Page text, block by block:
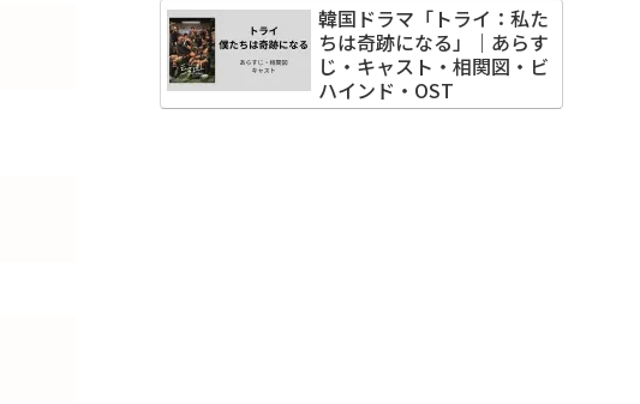
韓国ドラマ「トライ：私た
ちは奇跡になる」｜あらす
じ・キャスト・相関図・ビ
ハインド・OST